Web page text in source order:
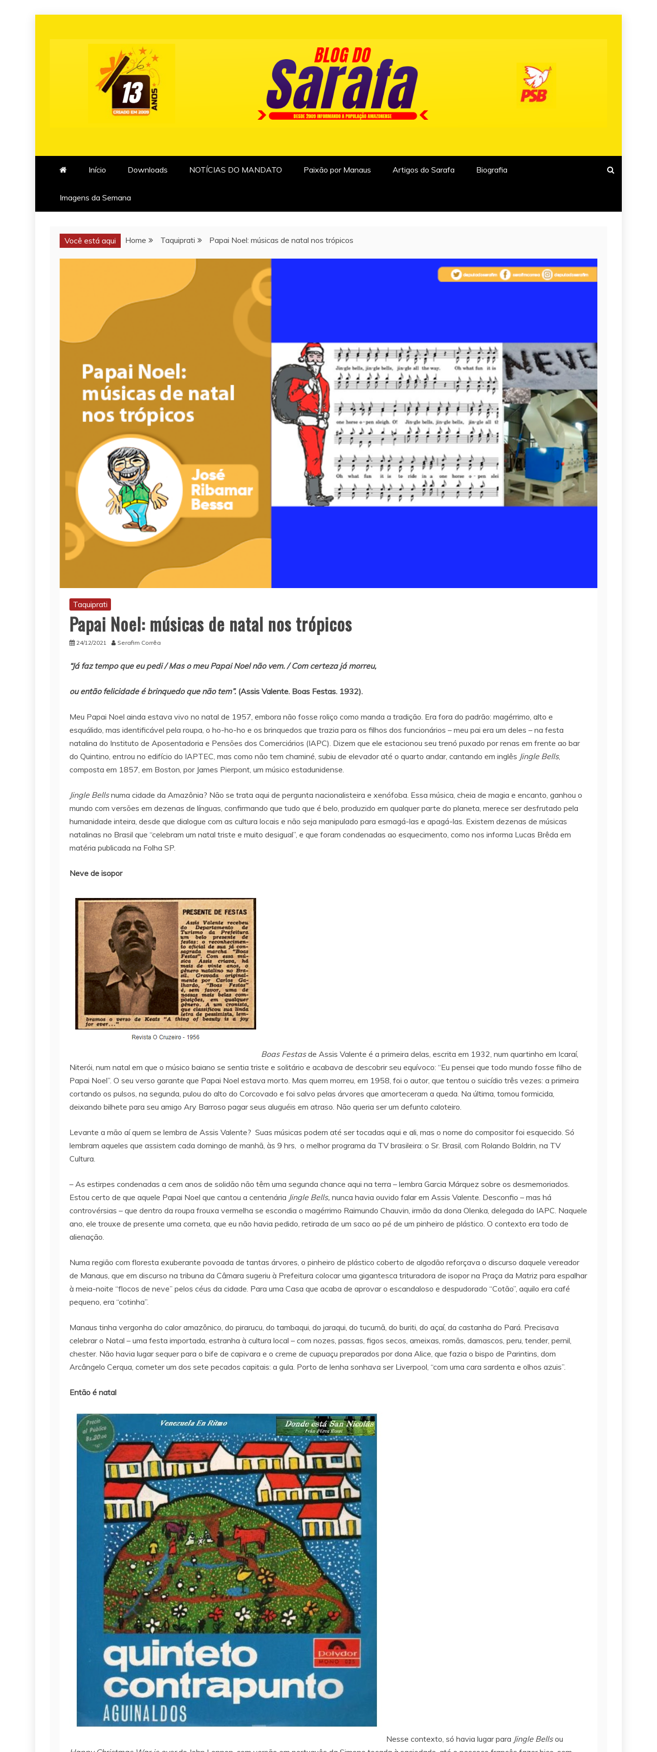
Início Downloads NOTÍCIAS DO MANDATO Paixão por Manaus Artigos do Sarafa Biografia
Imagens da Semana
Você está aqui Home Taquiprati Papai Noel: músicas de natal nos trópicos
Taquiprati
Papai Noel: músicas de natal nos trópicos
24/12/2021 Serafim Corrêa
“Já faz tempo que eu pedi / Mas o meu Papai Noel não vem. / Com certeza já morreu,
ou então felicidade é brinquedo que não tem”. (Assis Valente. Boas Festas. 1932).
Meu Papai Noel ainda estava vivo no natal de 1957, embora não fosse roliço como manda a tradição. Era fora do padrão: magérrimo, alto e
esquálido, mas identificável pela roupa, o ho-ho-ho e os brinquedos que trazia para os filhos dos funcionários – meu pai era um deles – na festa
natalina do Instituto de Aposentadoria e Pensões dos Comerciários (IAPC). Dizem que ele estacionou seu trenó puxado por renas em frente ao bar
do Quintino, entrou no edifício do IAPTEC, mas como não tem chaminé, subiu de elevador até o quarto andar, cantando em inglês Jingle Bells,
composta em 1857, em Boston, por James Pierpont, um músico estadunidense.
Jingle Bellsnuma cidade da Amazônia? Não se trata aqui de pergunta nacionalisteira e xenófoba. Essa música, cheia de magia e encanto, ganhou o
mundo com versões em dezenas de línguas, confirmando que tudo que é belo, produzido em qualquer parte do planeta, merece ser desfrutado pela
humanidade inteira, desde que dialogue com as cultura locais e não seja manipulado para esmagá-las e apagá-las. Existem dezenas de músicas
natalinas no Brasil que “celebram um natal triste e muito desigual”, e que foram condenadas ao esquecimento, como nos informa Lucas Brêda em
matéria publicada na Folha SP.
Neve de isopor
Boas Festasde Assis Valente é a primeira delas, escrita em 1932, num quartinho em Icaraí,
Niterói, num natal em que o músico baiano se sentia triste e solitário e acabava de descobrir seu equívoco: “Eu pensei que todo mundo fosse filho de
Papai Noel”. O seu verso garante que Papai Noel estava morto. Mas quem morreu, em 1958, foi o autor, que tentou o suicídio três vezes: a primeira
cortando os pulsos, na segunda, pulou do alto do Corcovado e foi salvo pelas árvores que amorteceram a queda. Na última, tomou formicida,
deixando bilhete para seu amigo Ary Barroso pagar seus aluguéis em atraso. Não queria ser um defunto caloteiro.
Levante a mão aí quem se lembra de Assis Valente? Suas músicas podem até ser tocadas aqui e ali, mas o nome do compositor foi esquecido. Só
lembram aqueles que assistem cada domingo de manhã, às 9 hrs, o melhor programa da TV brasileira: o Sr. Brasil, com Rolando Boldrin, na TV
Cultura.
– As estirpes condenadas a cem anos de solidão não têm uma segunda chance aqui na terra – lembra Garcia Márquez sobre os desmemoriados.
Estou certo de que aquele Papai Noel que cantou a centenária Jingle Bells, nunca havia ouvido falar em Assis Valente. Desconfio – mas há
controvérsias – que dentro da roupa frouxa vermelha se escondia o magérrimo Raimundo Chauvin, irmão da dona Olenka, delegada do IAPC. Naquele
ano, ele trouxe de presente uma corneta, que eu não havia pedido, retirada de um saco ao pé de um pinheiro de plástico. O contexto era todo de
alienação.
Numa região com floresta exuberante povoada de tantas árvores, o pinheiro de plástico coberto de algodão reforçava o discurso daquele vereador
de Manaus, que em discurso na tribuna da Câmara sugeriu à Prefeitura colocar uma gigantesca trituradora de isopor na Praça da Matriz para espalhar
à meia-noite “flocos de neve” pelos céus da cidade. Para uma Casa que acaba de aprovar o escandaloso e despudorado “Cotão”, aquilo era café
pequeno, era “cotinha”.
Manaus tinha vergonha do calor amazônico, do pirarucu, do tambaqui, do jaraqui, do tucumã, do buriti, do açaí, da castanha do Pará. Precisava
celebrar o Natal – uma festa importada, estranha à cultura local – com nozes, passas, figos secos, ameixas, romãs, damascos, peru, tender, pernil,
chester. Não havia lugar sequer para o bife de capivara e o creme de cupuaçu preparados por dona Alice, que fazia o bispo de Parintins, dom
Arcângelo Cerqua, cometer um dos sete pecados capitais: a gula. Porto de lenha sonhava ser Liverpool, “com uma cara sardenta e olhos azuis”.
Então é natal
Nesse contexto, só havia lugar para Jingle Bellsou